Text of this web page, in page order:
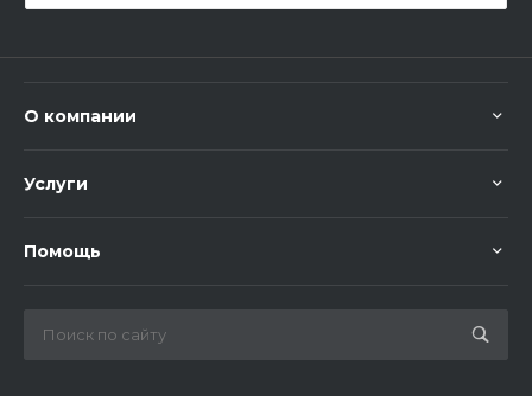
О компании
Услуги
Помощь